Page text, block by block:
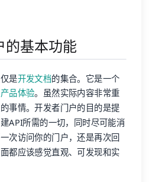
的基本功能
是开发文档的集合。它是一个
产品体验。虽然实际内容非常重
事情。开发者门户的目的是提
API所需的一切，同时尽可能消
次访问你的门户，还是再次回
都应该感觉直观、可发现和实